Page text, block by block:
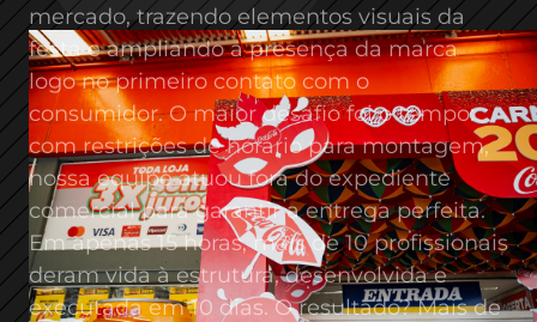
HOME
SOBRE A DVGT
PORTFÓLIO
CONTATO
BLOG
mercado, trazendo elementos visuais da
festa e ampliando a presença da marca
logo no primeiro contato com o
consumidor. O maior desafio foi o tempo:
com restrições de horário para montagem,
nossa equipe atuou fora do expediente
comercial para garantir a entrega perfeita.
Em apenas 15 horas, mais de 10 profissionais
deram vida à estrutura, desenvolvida e
executada em 10 dias. O resultado? Mais de